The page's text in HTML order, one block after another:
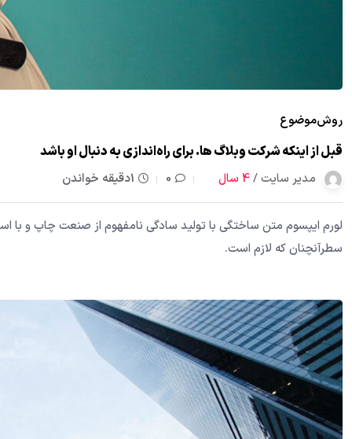
روشموضوع
قبل از اینکه شرکت وبلاگ ها. برای راه‌اندازی به دنبال او باشد
مدیر سایت /4 سال 0 1دقیقه خواندن
لورم ایپسوم متن ساختگی با تولید سادگی نامفهوم از صنعت چاپ و با
سطرآنچنان که لازم است.